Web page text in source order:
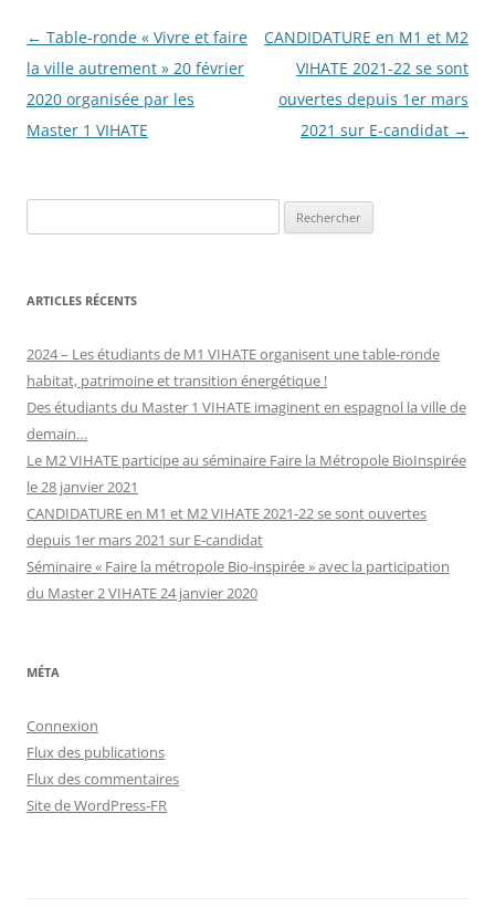
Navigation
des
articles
← Table-ronde « Vivre et faire
la ville autrement » 20 février
2020 organisée par les
Master 1 VIHATE
CANDIDATURE en M1 et M2
VIHATE 2021-22 se sont
ouvertes depuis 1er mars
2021 sur E-candidat →
ARTICLES RÉCENTS
2024 – Les étudiants de M1 VIHATE organisent une table-ronde
habitat, patrimoine et transition énergétique !
Des étudiants du Master 1 VIHATE imaginent en espagnol la ville de
demain…
Le M2 VIHATE participe au séminaire Faire la Métropole BioInspirée
le 28 janvier 2021
CANDIDATURE en M1 et M2 VIHATE 2021-22 se sont ouvertes
depuis 1er mars 2021 sur E-candidat
Séminaire « Faire la métropole Bio-inspirée » avec la participation
du Master 2 VIHATE 24 janvier 2020
MÉTA
Connexion
Flux des publications
Flux des commentaires
Site de WordPress-FR